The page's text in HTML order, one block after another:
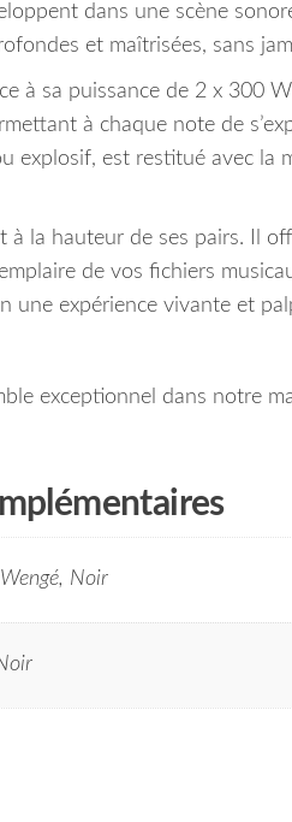
dans une scène
et maîtrisées, sans
à sa puissance de 2 x 300
à chaque note de
explosif, est restitué avec la
à la hauteur de ses pairs. Il
de vos fichiers
une expérience vivante et
exceptionnel dans notre
Noir